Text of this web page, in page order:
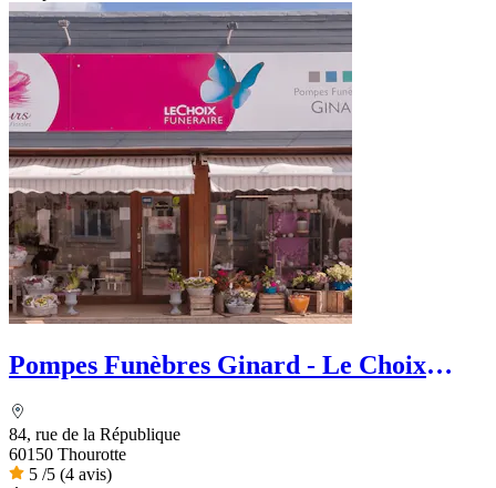
Pompes Funèbres Ginard - Le Choix
84, rue de la République
60150 Thourotte
5 /5 (4 avis)